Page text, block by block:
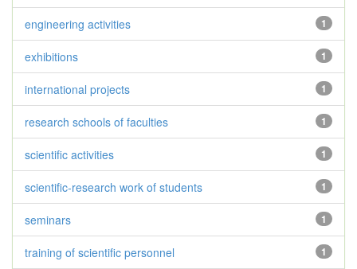
1
engineering activities
1
exhibitions
1
international projects
1
research schools of faculties
1
scientific activities
1
scientific-research work of students
1
seminars
1
training of scientific personnel